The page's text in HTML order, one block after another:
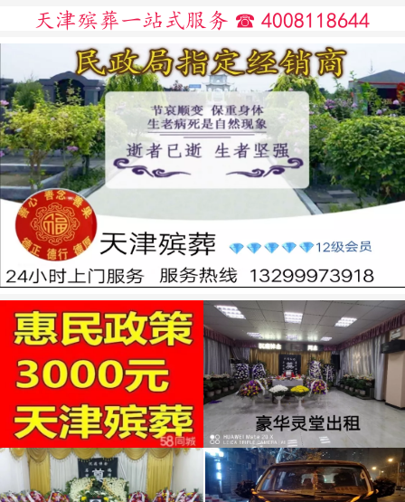
天津殡葬一站式服务 ☎ 4008118644